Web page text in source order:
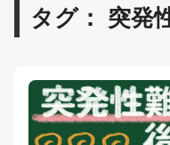
タグ： 突発